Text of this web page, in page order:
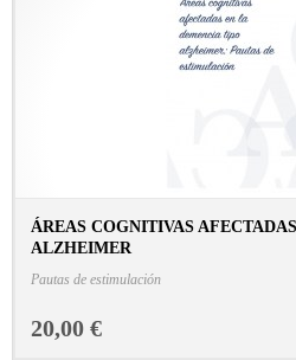
ÁREAS COGNITIVAS
ALZHEIMER
Pautas de estimulación
20,00 €